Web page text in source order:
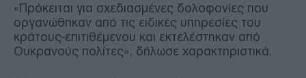
«Πρόκειται για σχεδιασμένες δολοφονίες που
οργανώθηκαν από τις ειδικές υπηρεσίες του
κράτους-επιτιθέμενου και εκτελέστηκαν από
Ουκρανούς πολίτες», δήλωσε χαρακτηριστικά.